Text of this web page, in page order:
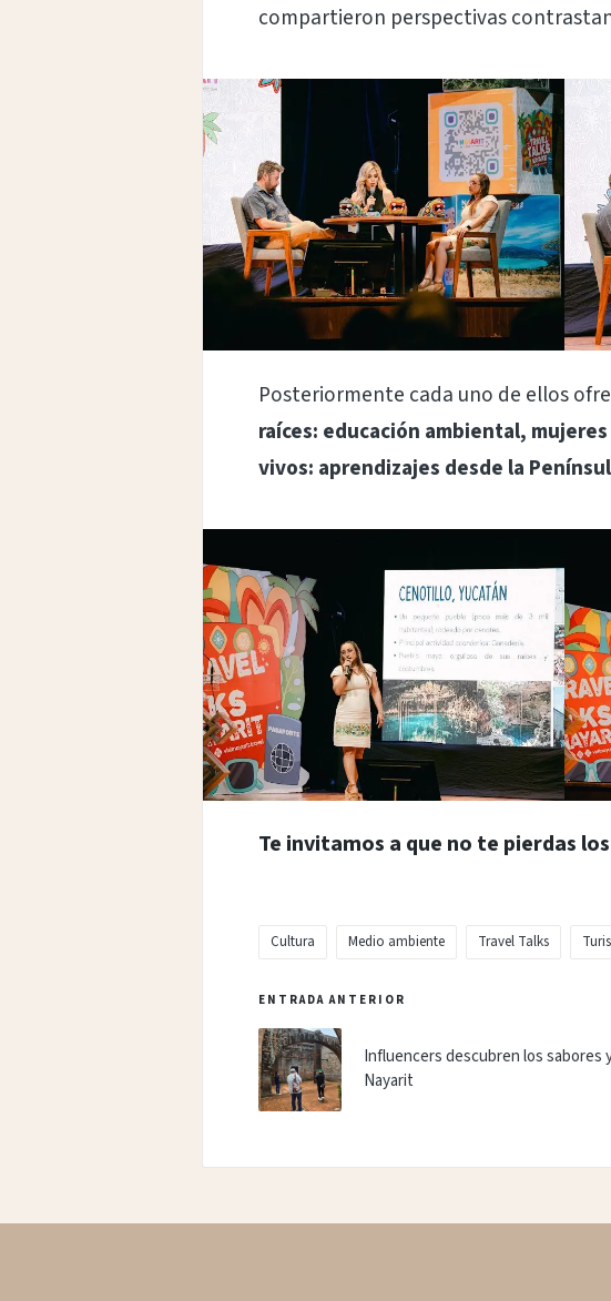
compartieron perspectivas
Posteriormente cada uno de ellos
raíces: educación ambiental,
vivos: aprendizajes desde la
Te invitamos a que no te pierdas
Etiquetas:
Cultura Medio ambiente Travel Talks
Navegación
de
entradas
ENTRADA ANTERIOR
Influencers descubren los sabores
Nayarit